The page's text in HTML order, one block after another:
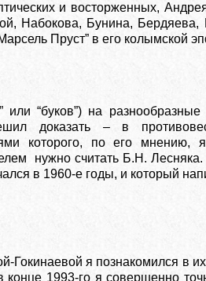
и восторженных,
Набокова, Бунина, Бердяева,
Пруст” в его колымской
“буков”) на разнообразные
доказать – в
которого, по его мнению,
нужно считать Б.Н.
в 1960-е годы, и который
я познакомился в их
конце 1993-го я совершенно